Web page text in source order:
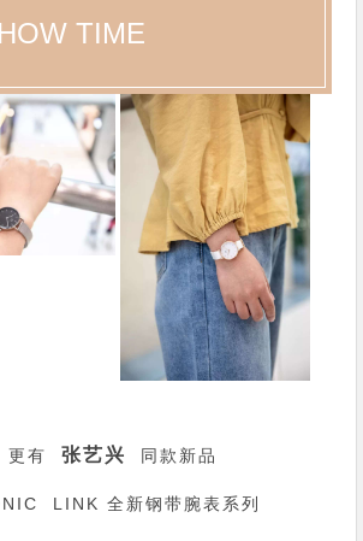
TIME
更有 张艺兴 同款新品
LINK 全新钢带腕表系列